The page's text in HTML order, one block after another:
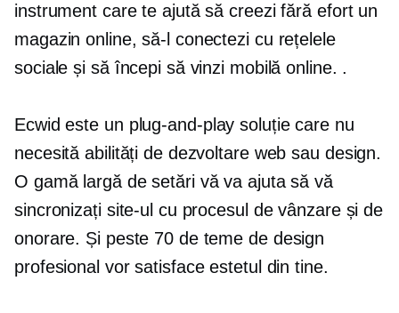
instrument care te ajută să creezi fără efort un
magazin online, să-l conectezi cu rețelele
sociale și să începi să vinzi mobilă online. .
Ecwid este un plug-and-play soluție care nu
necesită abilități de dezvoltare web sau design.
O gamă largă de setări vă va ajuta să vă
sincronizați site-ul cu procesul de vânzare și de
onorare. Și peste 70 de teme de design
profesional vor satisface estetul din tine.